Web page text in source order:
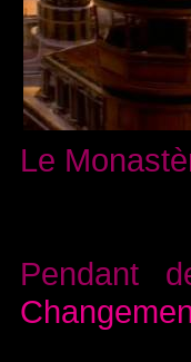
Le
Pendant